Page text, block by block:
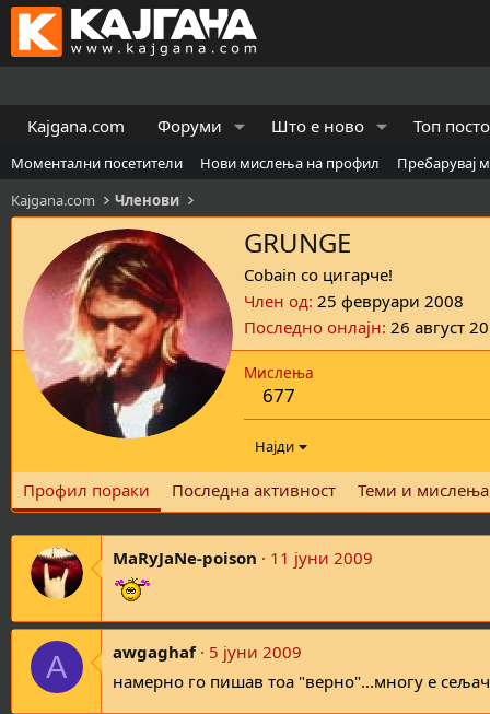
Kajgana.com Форуми Што е ново Топ
Моментални посетители Нови мислења на профил
Пребарувај
Kajgana.com
Членови
GRUNGE
Cobain со цигарче!
Член од 25 февруари 2008
Последно онлајн 26 август
Мислења
677
Најди
Профил пораки Последна активност Теми и мислења
MaRyJaNe-poison 11 јуни 2009
A awgaghaf
5 јуни 2009
намерно го пишав тоа "верно"...многу е